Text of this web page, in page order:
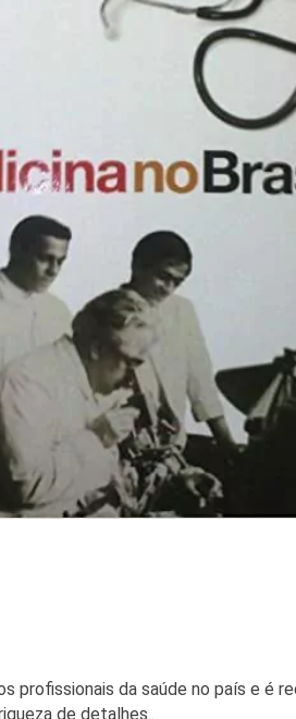
profissionais da saúde no país e é
de detalhes..